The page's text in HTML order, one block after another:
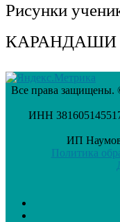
Рисунки
КАРАНДАШИ
Все права защищены.
ИНН
ИП
Политика